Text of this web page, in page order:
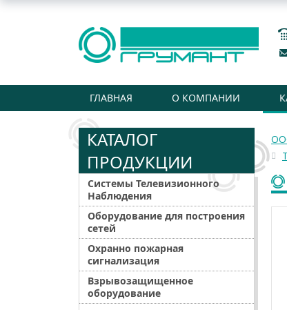
ГЛАВНАЯ О КОМПАНИИ
КАТАЛОГ
ПРОДУКЦИИ
Системы Телевизионного
Наблюдения
Оборудование для построения
сетей
Охранно пожарная
сигнализация
Взрывозащищенное
оборудование